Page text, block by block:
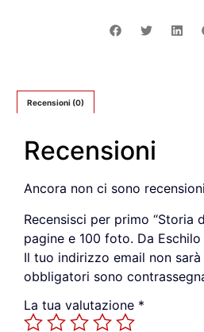
Recensioni (0)
Recensioni
Ancora non ci sono
Recensisci per primo “Storia
pagine e 100 foto. Da Eschilo
Il tuo indirizzo email non
obbligatori sono
La tua valutazione *